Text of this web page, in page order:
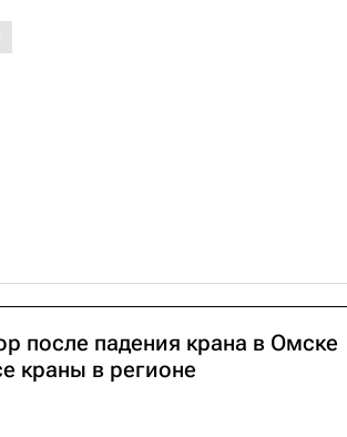
после падения крана в Омске
краны в регионе